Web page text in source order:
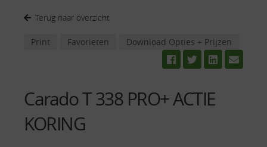
Terug naar overzicht
Print Favorieten Download Opties + Prijzen
Carado T 338 PRO+ ACTIE
KORING